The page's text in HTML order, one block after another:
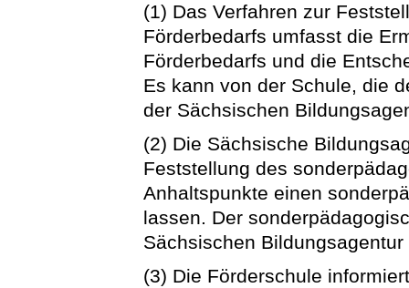
(1) Das Verfahren zur
Förderbedarfs umfasst die
Förderbedarfs und die
Es kann von der Schule, die
der Sächsischen
(2) Die Sächsische
Feststellung des
Anhaltspunkte einen
lassen. Der
Sächsischen
(3) Die Förderschule